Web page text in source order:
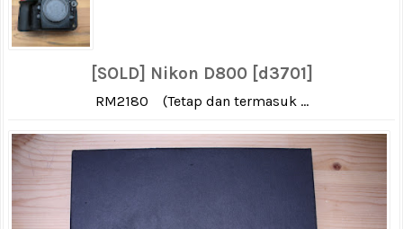
[SOLD] Nikon D800 [d3701]
RM2180 (Tetap dan termasuk ...